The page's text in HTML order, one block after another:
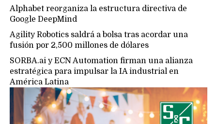
Alphabet reorganiza la estructura directiva de
Google DeepMind
Agility Robotics saldrá a bolsa tras acordar una
fusión por 2,500 millones de dólares
SORBA.ai y ECN Automation firman una alianza
estratégica para impulsar la IA industrial en
América Latina